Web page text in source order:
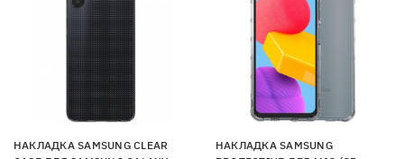
НАКЛАДКА SAMSUNG CLEAR
НАКЛАДКА SAMSUNG